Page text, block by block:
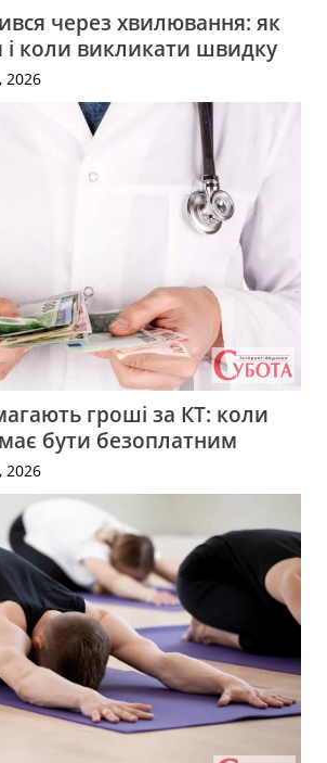
через хвилювання: як
і коли викликати швидку
2026
гроші за КТ: коли
бути безоплатним
2026